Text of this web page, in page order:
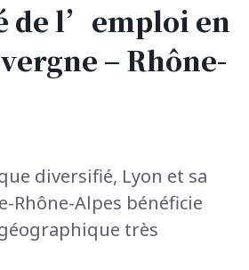
de l’emploi en
– Rhône-
diversifié, Lyon et sa
Rhône-Alpes bénéficie
très